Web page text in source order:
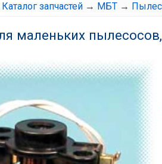
Каталог запчастей → МБТ →
маленьких